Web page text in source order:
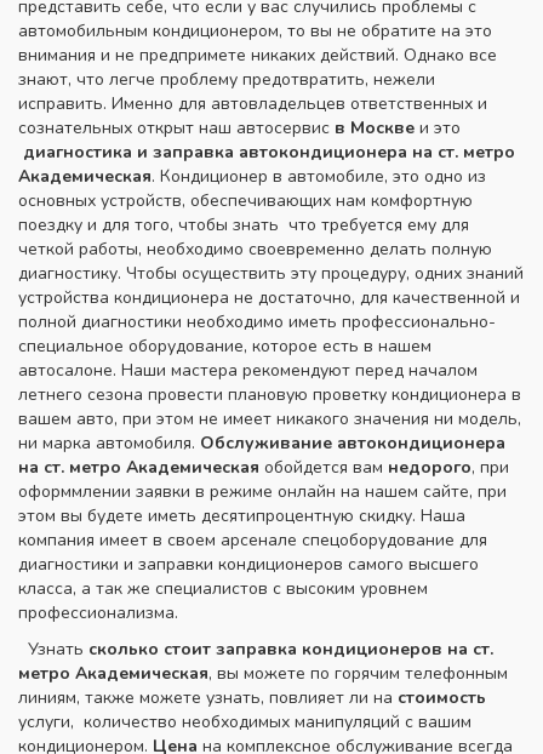
представить себе, что если у вас случились проблемы с
автомобильным кондиционером, то вы не обратите на это
внимания и не предпримете никаких действий. Однако все
знают, что легче проблему предотвратить, нежели
исправить. Именно для автовладельцев ответственных и
сознательных открыт наш автосервис в Москве и это
диагностика и заправка автокондиционера на ст. метро
Академическая. Кондиционер в автомобиле, это одно из
основных устройств, обеспечивающих нам комфортную
поездку и для того, чтобы знать что требуется ему для
четкой работы, необходимо своевременно делать полную
диагностику. Чтобы осуществить эту процедуру, одних знаний
устройства кондиционера не достаточно, для качественной и
полной диагностики необходимо иметь профессионально-
специальное оборудование, которое есть в нашем
автосалоне. Наши мастера рекомендуют перед началом
летнего сезона провести плановую проветку кондиционера в
вашем авто, при этом не имеет никакого значения ни модель,
ни марка автомобиля. Обслуживание автокондиционера
на ст. метро Академическая обойдется вам недорого, при
оформмлении заявки в режиме онлайн на нашем сайте, при
этом вы будете иметь десятипроцентную скидку. Наша
компания имеет в своем арсенале спецоборудование для
диагностики и заправки кондиционеров самого высшего
класса, а так же специалистов с высоким уровнем
профессионализма.
Узнать сколько стоит заправка кондиционеров на ст.
метро Академическая, вы можете по горячим телефонным
линиям, также можете узнать, повлияет ли на стоимость
услуги, количество необходимых манипуляций с вашим
кондиционером. Цена на комплексное обслуживание всегда